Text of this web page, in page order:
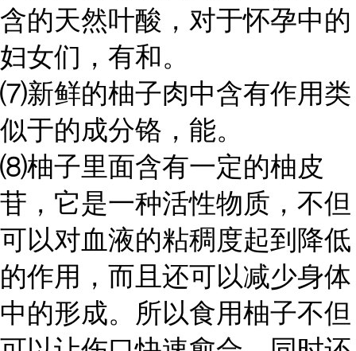
含的天然叶酸，对于怀孕中的
妇女们，有和。
⑺新鲜的柚子肉中含有作用类
似于的成分铬，能。
⑻柚子里面含有一定的柚皮
苷，它是一种活性物质，不但
可以对血液的粘稠度起到降低
的作用，而且还可以减少身体
中的形成。所以食用柚子不但